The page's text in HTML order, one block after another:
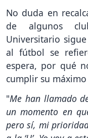
No duda en
de algunos
Universitario
al fútbol se
espera, por qué
cumplir su
"Me han llamado
un momento en
pero sí, mi prioridad